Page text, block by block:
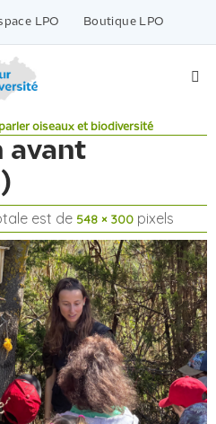
LPO Boutique LPO
oiseaux et biodiversité
avant
est de 548 × 300 pixels